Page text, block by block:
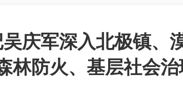
庆军深入北极镇、
林防火、基层社会